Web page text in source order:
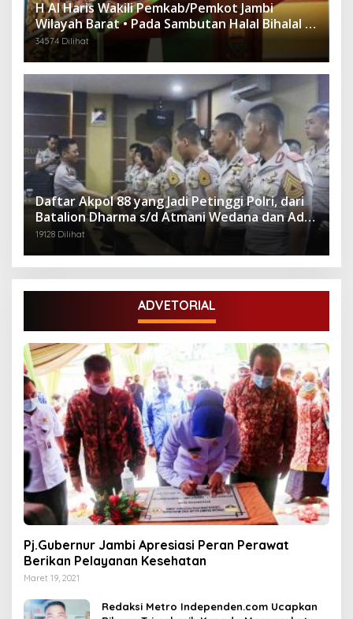
H Al Haris Wakili Pemkab/Pemkot Jambi
Wilayah Barat • Pada Sambutan Halal Bihalal di
Gubernuran
34574 Dilihat
Daftar Akpol 88 yang Jadi Petinggi Polri, dari
Batalion Dharma s/d Atmani Wedana dan Adhi
Pradana
19128 Dilihat
ADVETORIAL
Pj.Gubernur Jambi Apresiasi Peran Perawat
Berikan Pelayanan Kesehatan
Maret 19, 2021
Redaksi Metro Independen.com Ucapkan